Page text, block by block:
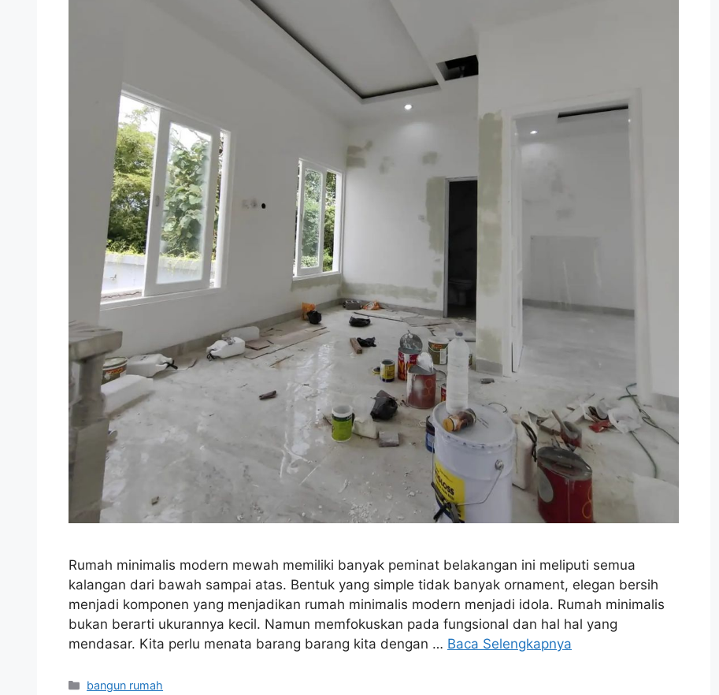
Rumah minimalis modern mewah memiliki banyak peminat belakangan ini meliputi semua
kalangan dari bawah sampai atas. Bentuk yang simple tidak banyak ornament, elegan bersih
menjadi komponen yang menjadikan rumah minimalis modern menjadi idola. Rumah minimalis
bukan berarti ukurannya kecil. Namun memfokuskan pada fungsional dan hal hal yang
mendasar. Kita perlu menata barang barang kita dengan … Baca Selengkapnya
Kategori
bangun rumah